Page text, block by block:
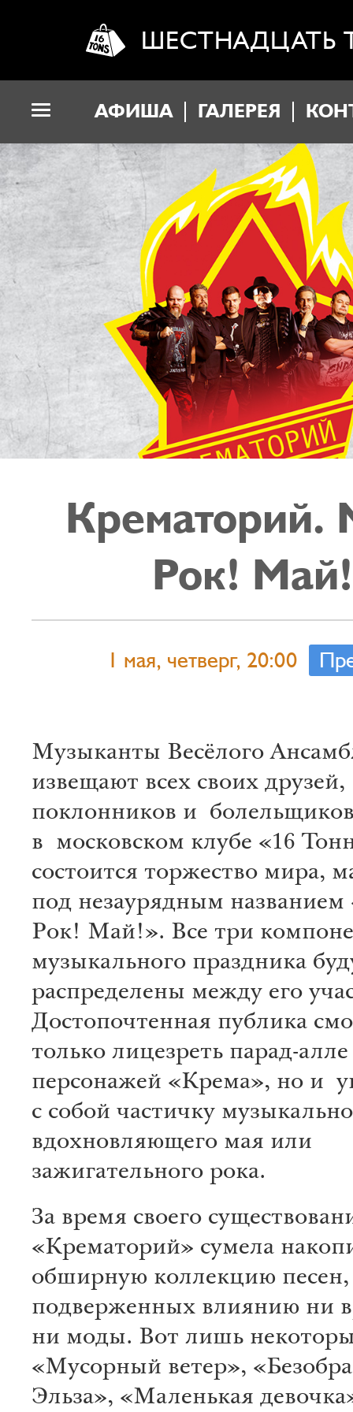
ШЕСТНАДЦАТЬ
АФИША ГАЛЕРЕЯ
Крематорий.
Рок! Май!
1 мая, четверг, 20:00
Музыканты Весёлого
извещают всех своих друзей,
поклонников и
в московском клубе «16
состоится торжество мира,
под незаурядным
Рок! Май!». Все три
музыкального праздника
распределены между его
Достопочтенная публика
только лицезреть парад-
персонажей «Крема», но и
с собой частичку
вдохновляющего мая или
зажигательного рока.
За время своего
«Крематорий» сумела
обширную коллекцию песен,
подверженных влиянию ни
ни моды. Вот лишь
«Мусорный ветер»,
Эльза», «Маленькая